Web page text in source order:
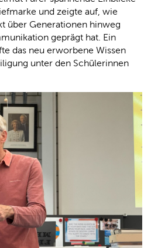
und zeigte auf, wie
über Generationen hinweg
geprägt hat. Ein
das neu erworbene Wissen
unter den Schülerinnen